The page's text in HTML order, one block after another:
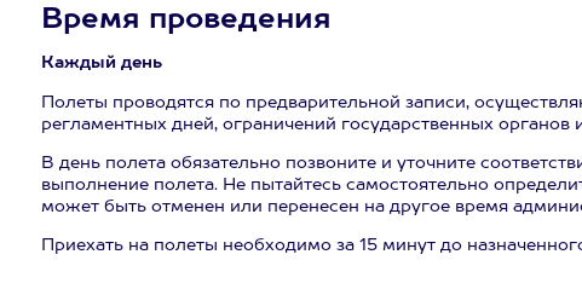
Время проведения
Каждый день
Полеты проводятся по предварительной записи,
регламентных дней, ограничений государственных органов
В день полета обязательно позвоните и уточните
выполнение полета. Не пытайтесь самостоятельно
может быть отменен или перенесен на другое время
Приехать на полеты необходимо за 15 минут до